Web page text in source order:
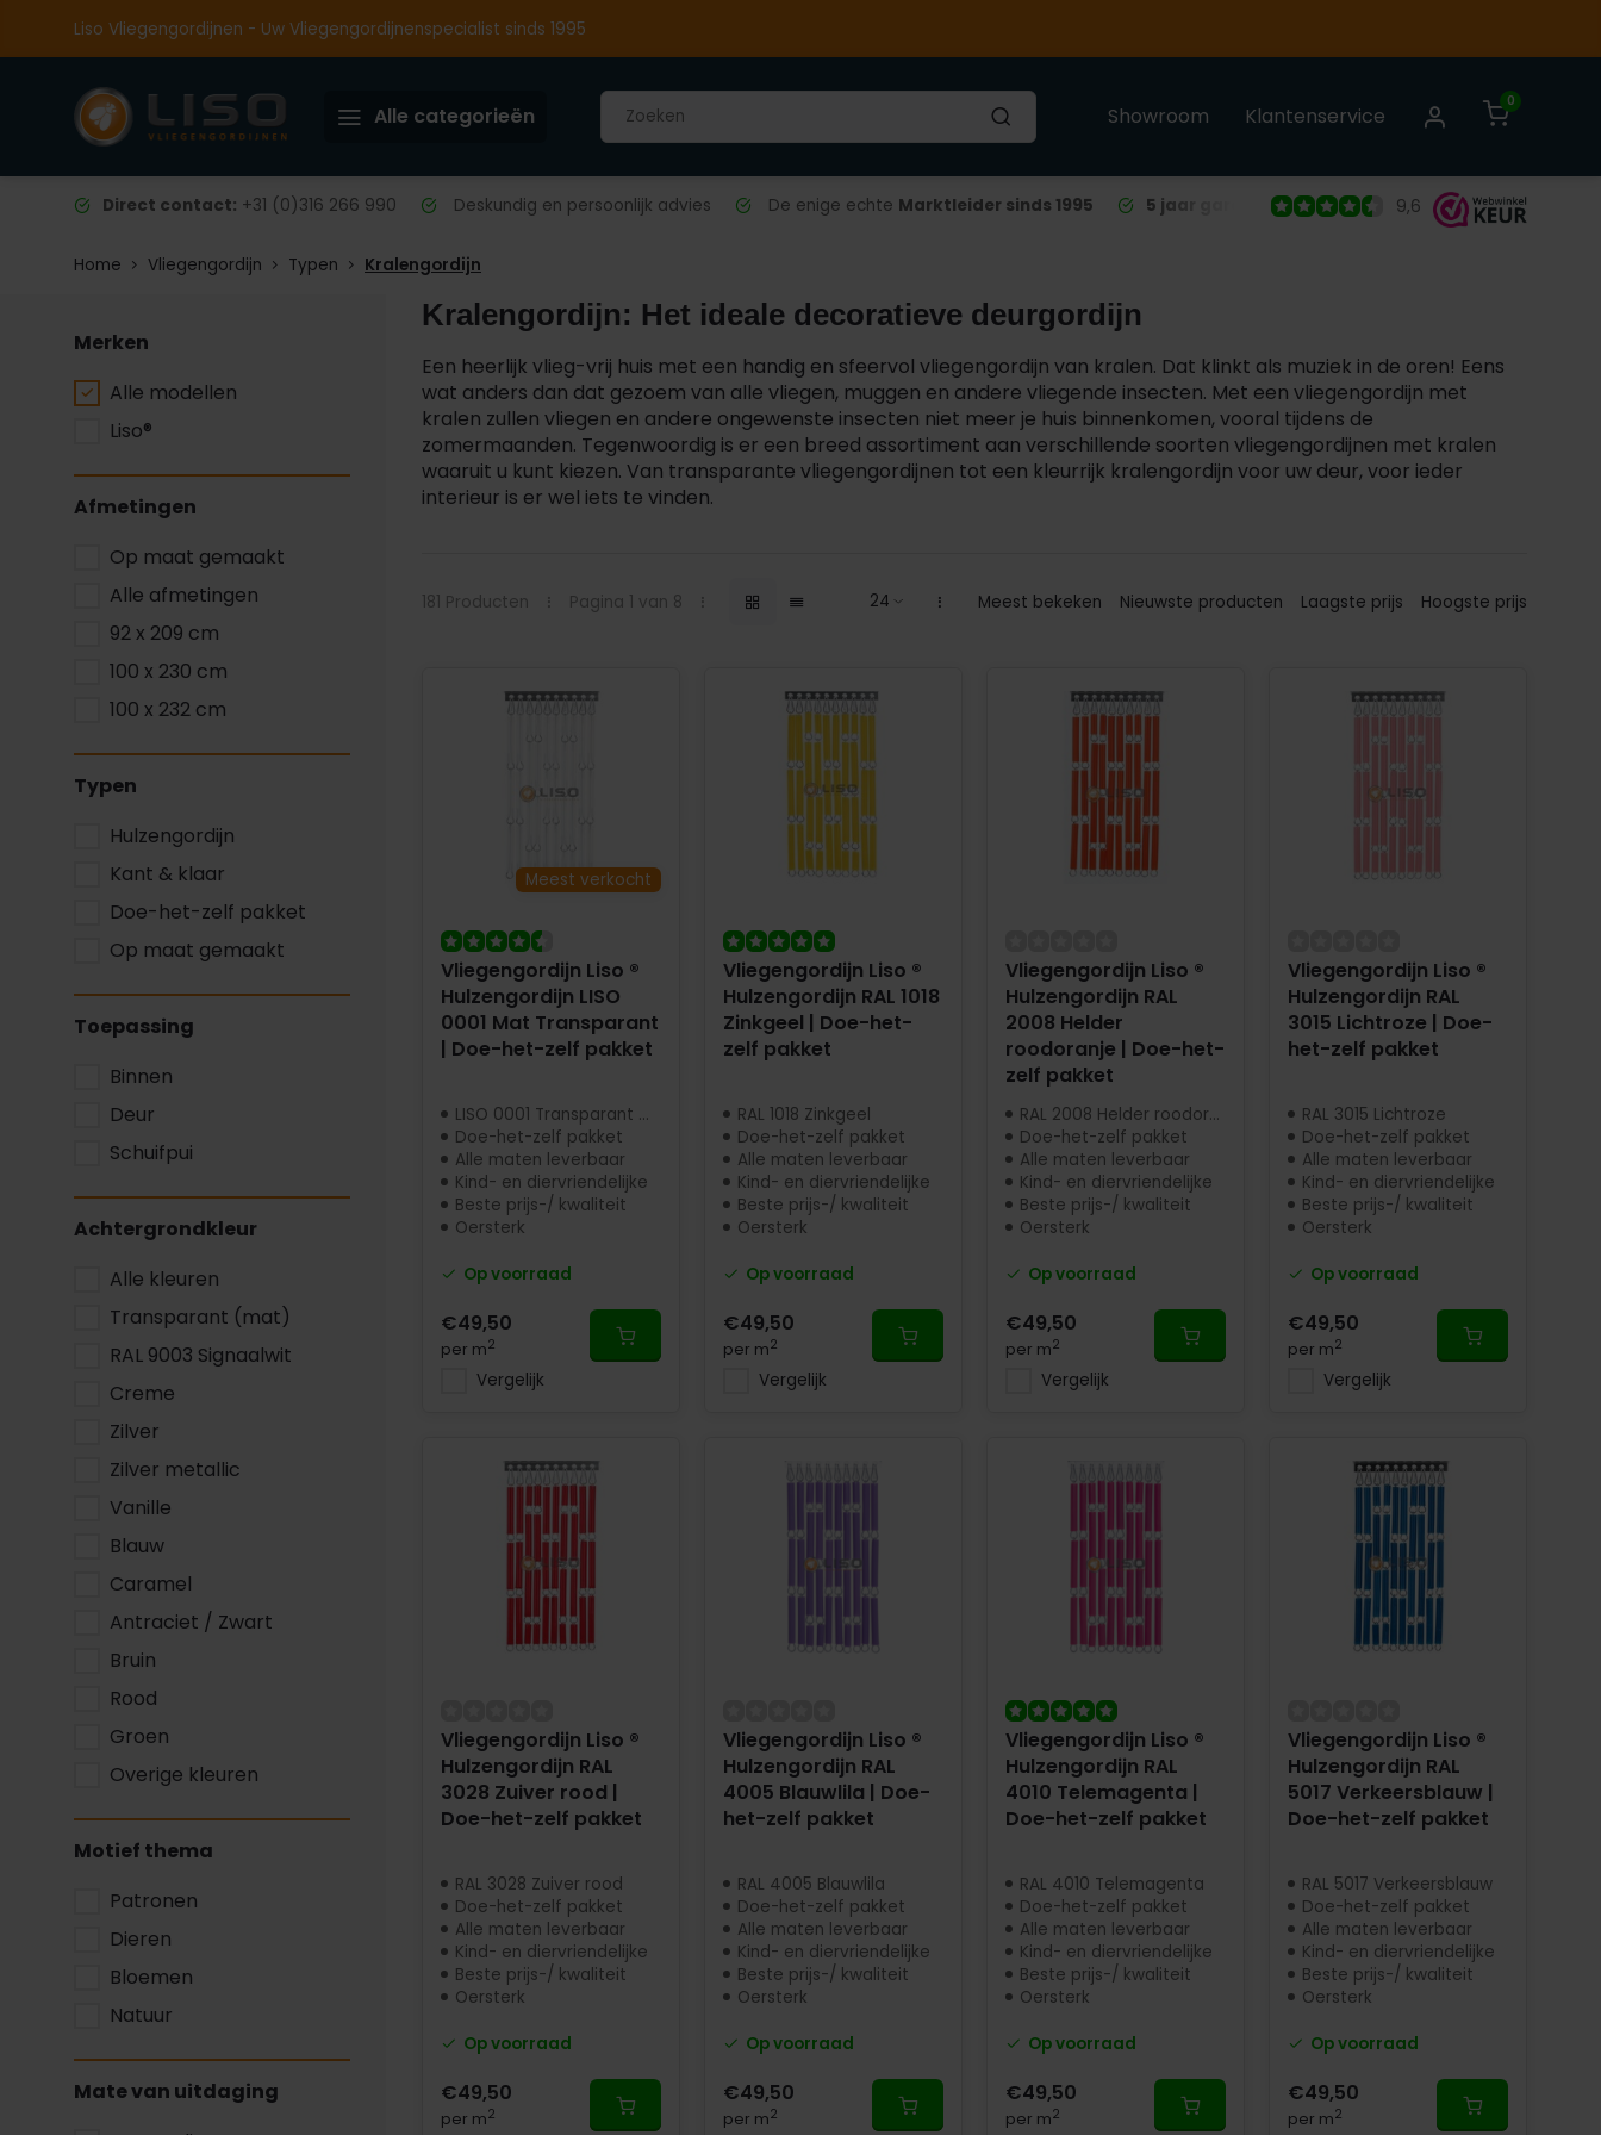
Liso Vliegengordijnen - Uw Vliegengordijnenspecialist sinds 1995
Alle categorieën Showroom Klantenservice
0
Direct contact: +31 (0)316 266 990 Deskundig en persoonlijk advies De enige echte Marktleider sinds 1995 5 jaar garantieop alle Liso® Vliegengordijnen
9,6
Home Vliegengordijn Typen Kralengordijn
Merken
Alle modellen
Liso®
Afmetingen
Op maat gemaakt
Alle afmetingen
92 x 209 cm
100 x 230 cm
100 x 232 cm
Typen
Hulzengordijn
Kant & klaar
Doe-het-zelf pakket
Op maat gemaakt
Toepassing
Binnen
Deur
Schuifpui
Achtergrondkleur
Alle kleuren
Transparant (mat)
RAL 9003 Signaalwit
Creme
Zilver
Zilver metallic
Vanille
Blauw
Caramel
Antraciet / Zwart
Bruin
Rood
Groen
Overige kleuren
Motief thema
Patronen
Dieren
Bloemen
Natuur
Mate van uitdaging
Kralengordijn: Het ideale decoratieve deurgordijn
Een heerlijk vlieg-vrij huis met een handig en sfeervol vliegengordijn van kralen. Dat klinkt als muziek in de oren! Eens
wat anders dan dat gezoem van alle vliegen, muggen en andere vliegende insecten. Met een vliegengordijn met
kralen zullen vliegen en andere ongewenste insecten niet meer je huis binnenkomen, vooral tijdens de
zomermaanden. Tegenwoordig is er een breed assortiment aan verschillende soorten vliegengordijnen met kralen
waaruit u kunt kiezen. Van transparante vliegengordijnen tot een kleurrijk kralengordijn voor uw deur, voor ieder
interieur is er wel iets te vinden.
181 Producten Pagina 1 van 8 Meest bekeken Nieuwste producten Laagste prijs Hoogste prijs
Meest verkocht
Vliegengordijn Liso ®
Hulzengordijn LISO
0001 Mat Transparant
| Doe-het-zelf pakket
LISO 0001 Transparant mat
Doe-het-zelf pakket
Alle maten leverbaar
Kind- en diervriendelijke
Beste prijs-/ kwaliteit
Oersterk
Op voorraad
€49,50
per m2
Vergelijk
Vliegengordijn Liso ®
Hulzengordijn RAL 1018
Zinkgeel | Doe-het-
zelf pakket
RAL 1018 Zinkgeel
Doe-het-zelf pakket
Alle maten leverbaar
Kind- en diervriendelijke
Beste prijs-/ kwaliteit
Oersterk
Op voorraad
€49,50
per m2
Vergelijk
Vliegengordijn Liso ®
Hulzengordijn RAL
2008 Helder
roodoranje | Doe-het-
zelf pakket
RAL 2008 Helder roodoranje
Doe-het-zelf pakket
Alle maten leverbaar
Kind- en diervriendelijke
Beste prijs-/ kwaliteit
Oersterk
Op voorraad
€49,50
per m2
Vergelijk
Vliegengordijn Liso ®
Hulzengordijn RAL
3015 Lichtroze | Doe-
het-zelf pakket
RAL 3015 Lichtroze
Doe-het-zelf pakket
Alle maten leverbaar
Kind- en diervriendelijke
Beste prijs-/ kwaliteit
Oersterk
Op voorraad
€49,50
per m2
Vergelijk
Vliegengordijn Liso ®
Hulzengordijn RAL
3028 Zuiver rood |
Doe-het-zelf pakket
RAL 3028 Zuiver rood
Doe-het-zelf pakket
Alle maten leverbaar
Kind- en diervriendelijke
Beste prijs-/ kwaliteit
Oersterk
Op voorraad
€49,50
per m2
Vliegengordijn Liso ®
Hulzengordijn RAL
4005 Blauwlila | Doe-
het-zelf pakket
RAL 4005 Blauwlila
Doe-het-zelf pakket
Alle maten leverbaar
Kind- en diervriendelijke
Beste prijs-/ kwaliteit
Oersterk
Op voorraad
€49,50
per m2
Vliegengordijn Liso ®
Hulzengordijn RAL
4010 Telemagenta |
Doe-het-zelf pakket
RAL 4010 Telemagenta
Doe-het-zelf pakket
Alle maten leverbaar
Kind- en diervriendelijke
Beste prijs-/ kwaliteit
Oersterk
Op voorraad
€49,50
per m2
Vliegengordijn Liso ®
Hulzengordijn RAL
5017 Verkeersblauw |
Doe-het-zelf pakket
RAL 5017 Verkeersblauw
Doe-het-zelf pakket
Alle maten leverbaar
Kind- en diervriendelijke
Beste prijs-/ kwaliteit
Oersterk
Op voorraad
€49,50
per m2